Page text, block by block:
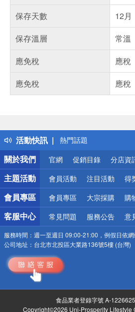
保存天數
12月
保存溫層
常溫
應免稅
應稅
應免稅
應稅
活動快訊
得獎公告
熱門話題
銀行優惠
偏遠地區配送
詐騙網頁！請小心！
關於我們
官網 促銷目錄 分店資
主題活動 會員活動 注目活動 得
會員專區 會員專區 大宗採購 購
客服中心 常見問題 服務公告 意
服務時間： 週一至週日 09:00-21:00，例假日依
公司地址： 台北市北投區大業路136號5樓 (台灣)
食品業者登錄字號 A-
Copyright©2026 Uni-Prosperity Lifestyle